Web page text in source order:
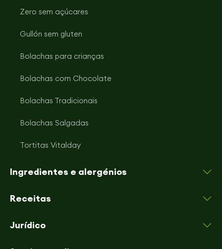
Zero sem açúcares
Gullón sem gluten
Bolachas para crianças
Bolachas com Chocolate
Bolachas Tradicionais
Bolachas Salgadas
Tortitas Vitalday
Ingredientes e alergénios
Receitas
Jurídico